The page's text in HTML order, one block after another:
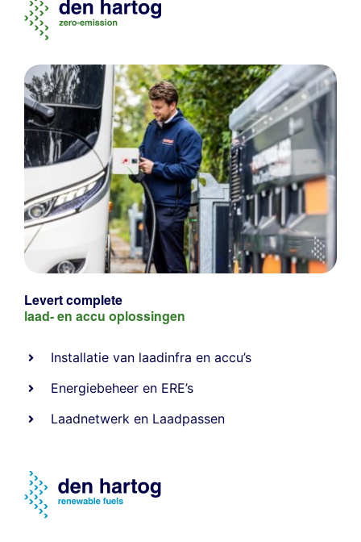
Levert complete
laad- en accu oplossingen
Installatie van laadinfra en accu’s
Energiebeheer en ERE’s
Laadnetwerk en Laadpassen